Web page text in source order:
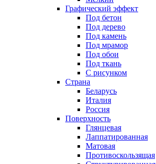
Графический эффект
Под бетон
Под дерево
Под камень
Под мрамор
Под обои
Под ткань
С рисунком
Страна
Беларусь
Италия
Россия
Поверхность
Глянцевая
Лаппатированная
Матовая
Противоскользящая